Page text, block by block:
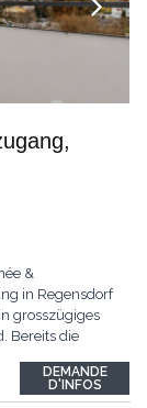
&
in Regensdorf
grosszügiges
Bereits die
und diskret
bildet
DEMANDE
D'INFOS